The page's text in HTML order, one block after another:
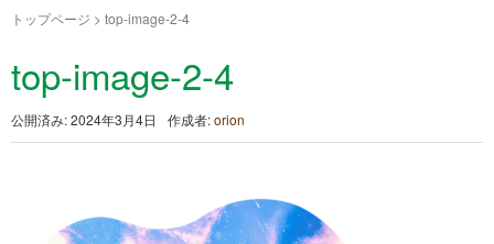
トップページ > top-image-2-4
top-image-2-4
公開済み: 2024年3月4日 作成者:orion